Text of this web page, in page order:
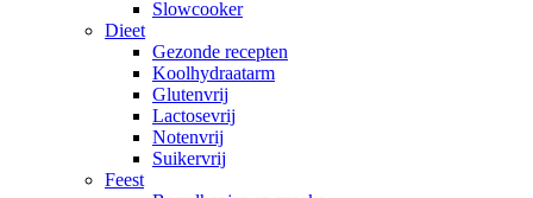
Slowcooker
Dieet
Gezonde recepten
Koolhydraatarm
Glutenvrij
Lactosevrij
Notenvrij
Suikervrij
Feest